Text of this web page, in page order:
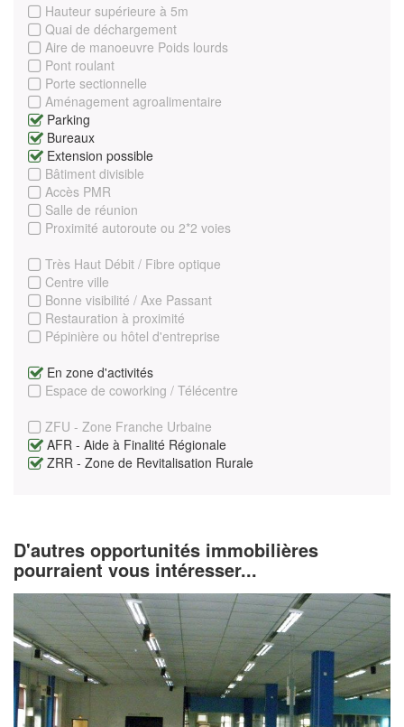
Hauteur supérieure à 5m
Quai de déchargement
Aire de manoeuvre Poids lourds
Pont roulant
Porte sectionnelle
Aménagement agroalimentaire
Parking
Bureaux
Extension possible
Bâtiment divisible
Accès PMR
Salle de réunion
Proximité autoroute ou 2*2 voies
Très Haut Débit / Fibre optique
Centre ville
Bonne visibilité / Axe Passant
Restauration à proximité
Pépinière ou hôtel d'entreprise
En zone d'activités
Espace de coworking / Télécentre
ZFU - Zone Franche Urbaine
AFR - Aide à Finalité Régionale
ZRR - Zone de Revitalisation Rurale
D'autres opportunités immobilières
pourraient vous intéresser...